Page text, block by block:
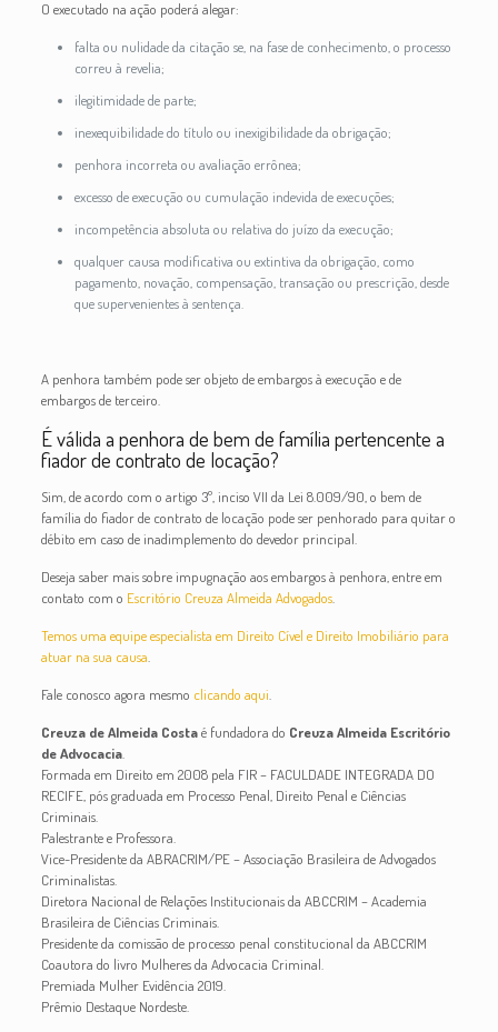
O executado na ação poderá alegar:
falta ou nulidade da citação se, na fase de conhecimento, o processo
correu à revelia;
ilegitimidade de parte;
inexequibilidade do título ou inexigibilidade da obrigação;
penhora incorreta ou avaliação errônea;
excesso de execução ou cumulação indevida de execuções;
incompetência absoluta ou relativa do juízo da execução;
qualquer causa modificativa ou extintiva da obrigação, como
pagamento, novação, compensação, transação ou prescrição, desde
que supervenientes à sentença.
A penhora também pode ser objeto de embargos à execução e de
embargos de terceiro.
É válida a penhora de bem de família pertencente a
fiador de contrato de locação?
Sim, de acordo com o artigo 3º, inciso VII da Lei 8.009/90, o bem de
família do fiador de contrato de locação pode ser penhorado para quitar o
débito em caso de inadimplemento do devedor principal.
Deseja saber mais sobre impugnação aos embargos à penhora, entre em
contato com o Escritório Creuza Almeida Advogados
Temos uma equipe especialista em Direito Cível e Direito Imobiliário para
atuar na sua causa
Fale conosco agora mesmo clicando aqui
Creuza de Almeida Costaé fundadora do Creuza Almeida Escritório
de Advocacia
Formada em Direito em 2008 pela FIR – FACULDADE INTEGRADA DO
RECIFE, pós graduada em Processo Penal, Direito Penal e Ciências
Criminais.
Palestrante e Professora.
Vice-Presidente da ABRACRIM/PE – Associação Brasileira de Advogados
Criminalistas.
Diretora Nacional de Relações Institucionais da ABCCRIM – Academia
Brasileira de Ciências Criminais.
Presidente da comissão de processo penal constitucional da ABCCRIM
Coautora do livro Mulheres da Advocacia Criminal.
Premiada Mulher Evidência 2019.
Prêmio Destaque Nordeste.